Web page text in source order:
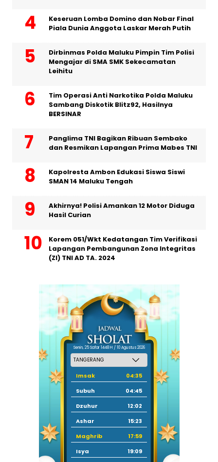
Keseruan Lomba Domino dan Nobar Final
Piala Dunia Anggota Laskar Merah Putih
Dirbinmas Polda Maluku Pimpin Tim Polisi
Mengajar di SMA SMK Sekecamatan
Leihitu
Tim Operasi Anti Narkotika Polda Maluku
Sambang Diskotik Blitz92, Hasilnya
BERSINAR
Panglima TNI Bagikan Ribuan Sembako
dan Resmikan Lapangan Prima Mabes TNI
Kapolresta Ambon Edukasi Siswa Siswi
SMAN 14 Maluku Tengah
Akhirnya! Polisi Amankan 12 Motor Diduga
Hasil Curian
Korem 051/Wkt Kedatangan Tim Verifikasi
Lapangan Pembangunan Zona Integritas
(ZI) TNI AD TA. 2024
Senin, 25 Safar 1448 H / 10 Agustus 2026
Imsak
04:35
Subuh
04:45
Dzuhur
12:02
Ashar
15:23
Maghrib
17:59
Isya
19:09